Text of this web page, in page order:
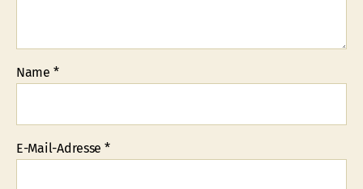
Name *
E-Mail-Adresse *